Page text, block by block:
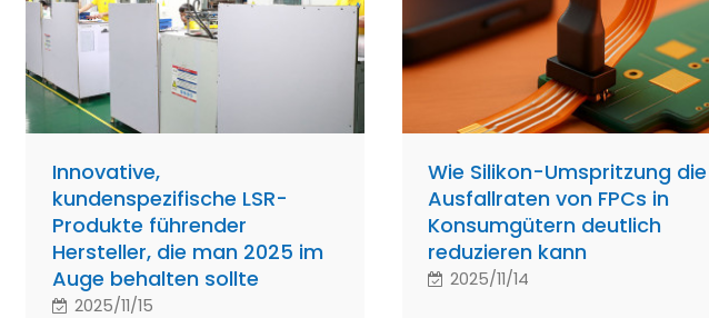
Innovative,
kundenspezifische LSR-
Produkte führender
Hersteller, die man 2025 im
Auge behalten sollte
2025/11/15
Wie Silikon-Umspritzung die
Ausfallraten von FPCs in
Konsumgütern deutlich
reduzieren kann
2025/11/14